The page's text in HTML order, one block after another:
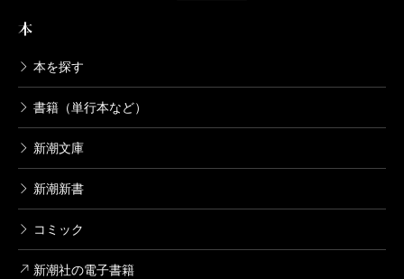
2013/06/07
うどんの国の金色毛鞠 1巻
篠丸のどか／著
792円
本
本を探す
書籍（単行本など）
新潮文庫
新潮新書
コミック
新潮社の電子書籍